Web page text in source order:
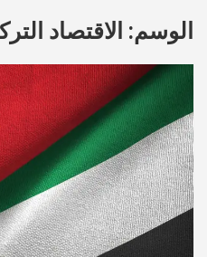
الوسم: الاقتصاد